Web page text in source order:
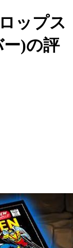
ップス
)の評